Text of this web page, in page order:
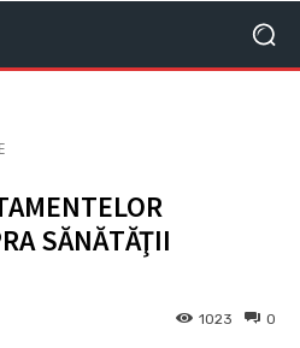
SĂNĂTĂŢII
0
1023